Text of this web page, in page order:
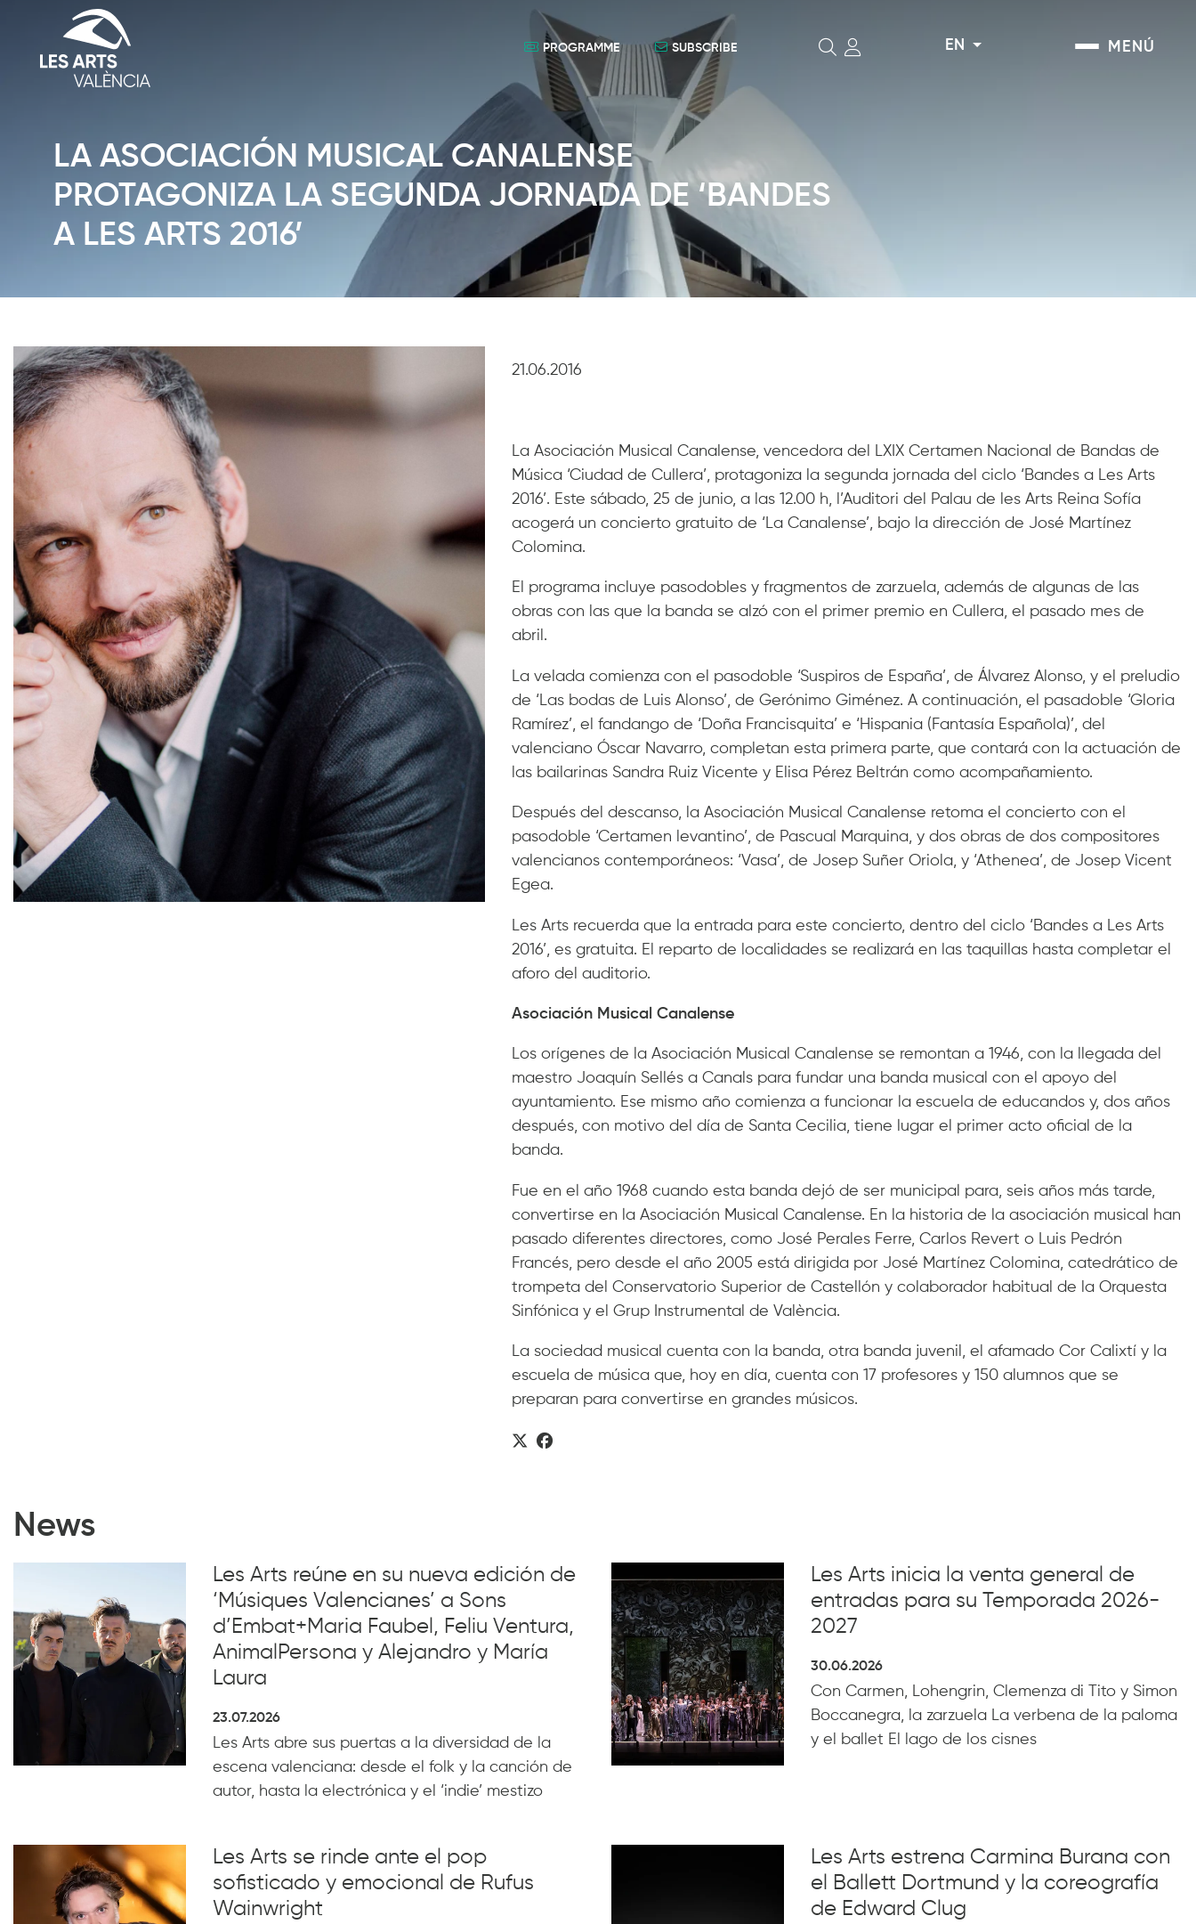
MENÚ
EN
SUBSCRIBE
PROGRAMME
LA ASOCIACIÓN MUSICAL CANALENSE
PROTAGONIZA LA SEGUNDA JORNADA DE ‘BANDES
A LES ARTS 2016’
21.06.2016
La Asociación Musical Canalense, vencedora del LXIX Certamen Nacional de Bandas de
Música ‘Ciudad de Cullera’, protagoniza la segunda jornada del ciclo ‘Bandes a Les Arts
2016’. Este sábado, 25 de junio, a las 12.00 h, l’Auditori del Palau de les Arts Reina Sofía
acogerá un concierto gratuito de ‘La Canalense’, bajo la dirección de José Martínez
Colomina.
El programa incluye pasodobles y fragmentos de zarzuela, además de algunas de las
obras con las que la banda se alzó con el primer premio en Cullera, el pasado mes de
abril.
La velada comienza con el pasodoble ‘Suspiros de España’, de Álvarez Alonso, y el preludio
de ‘Las bodas de Luis Alonso’, de Gerónimo Giménez. A continuación, el pasadoble ‘Gloria
Ramírez’, el fandango de ‘Doña Francisquita’ e ‘Hispania (Fantasía Española)’, del
valenciano Óscar Navarro, completan esta primera parte, que contará con la actuación de
las bailarinas Sandra Ruiz Vicente y Elisa Pérez Beltrán como acompañamiento.
Después del descanso, la Asociación Musical Canalense retoma el concierto con el
pasodoble ‘Certamen levantino’, de Pascual Marquina, y dos obras de dos compositores
valencianos contemporáneos: ‘Vasa’, de Josep Suñer Oriola, y ‘Athenea’, de Josep Vicent
Egea.
Les Arts recuerda que la entrada para este concierto, dentro del ciclo ‘Bandes a Les Arts
2016’, es gratuita. El reparto de localidades se realizará en las taquillas hasta completar el
aforo del auditorio.
Asociación Musical Canalense
Los orígenes de la Asociación Musical Canalense se remontan a 1946, con la llegada del
maestro Joaquín Sellés a Canals para fundar una banda musical con el apoyo del
ayuntamiento. Ese mismo año comienza a funcionar la escuela de educandos y, dos años
después, con motivo del día de Santa Cecilia, tiene lugar el primer acto oficial de la
banda.
Fue en el año 1968 cuando esta banda dejó de ser municipal para, seis años más tarde,
convertirse en la Asociación Musical Canalense. En la historia de la asociación musical han
pasado diferentes directores, como José Perales Ferre, Carlos Revert o Luis Pedrón
Francés, pero desde el año 2005 está dirigida por José Martínez Colomina, catedrático de
trompeta del Conservatorio Superior de Castellón y colaborador habitual de la Orquesta
Sinfónica y el Grup Instrumental de València.
La sociedad musical cuenta con la banda, otra banda juvenil, el afamado Cor Calixtí y la
escuela de música que, hoy en día, cuenta con 17 profesores y 150 alumnos que se
preparan para convertirse en grandes músicos.
News
Les Arts reúne en su nueva edición de
‘Músiques Valencianes’ a Sons
d’Embat+Maria Faubel, Feliu Ventura,
AnimalPersona y Alejandro y María
Laura
23.07.2026
Les Arts abre sus puertas a la diversidad de la
escena valenciana: desde el folk y la canción de
autor, hasta la electrónica y el ‘indie’ mestizo
Les Arts inicia la venta general de
entradas para su Temporada 2026-
2027
30.06.2026
Con Carmen, Lohengrin, Clemenza di Tito y Simon
Boccanegra, la zarzuela La verbena de la paloma
y el ballet El lago de los cisnes
Les Arts se rinde ante el pop
sofisticado y emocional de Rufus
Wainwright
Les Arts estrena Carmina Burana con
el Ballett Dortmund y la coreografía
de Edward Clug